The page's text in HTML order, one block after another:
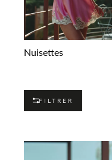
Nuisettes
FILTRER